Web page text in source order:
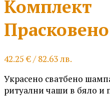
Комплект
Прасковено
42.25€/ 82.63 лв.
Украсено сватбено
ритуални чаши в бяло и